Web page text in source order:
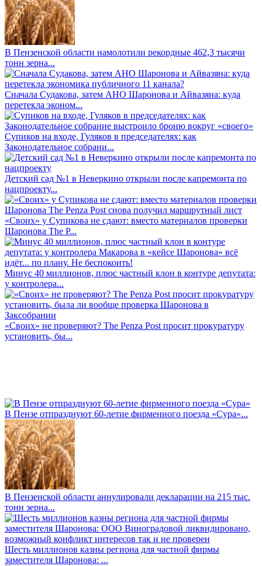
В Пензенской области намолотили рекордные 462,3 тысячи
тонн зерна...
Сначала Судакова, затем АНО Шаронова и Айвазяна: куда
перетекла эконом...
Супиков на входе, Гуляков в председателях: как
Законодательное собрани...
Детский сад №1 в Неверкино открыли после капремонта по
нацпроекту...
«Своих» у Супикова не сдают: вместо материалов проверки
Шаронова The P...
Минус 40 миллионов, плюс частный клон в контуре депутата:
у контролера...
«Своих» не проверяют? The Penza Post просит прокуратуру
установить, бы...
В Пензе отпразднуют 60-летие фирменного поезда «Сура»...
В Пензенской области аннулировали декларации на 215 тыс.
тонн зерна...
Шесть миллионов казны региона для частной фирмы
заместителя Шаронова: ...